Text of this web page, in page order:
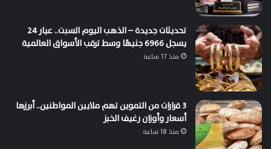
تحديثات جديدة – الذهب اليوم السبت.. عيار 24
يسجل 6966 جنيهًا وسط ترقب الأسواق العالمية
منذ 17 ساعة
3 قرارات من التموين تهم ملايين المواطنين.. أبرزها
أسعار وأوزان رغيف الخبز
منذ 18 ساعة